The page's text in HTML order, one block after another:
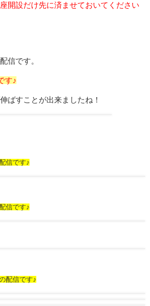
開設だけ先に済ませておいてください
信です。
す♪
ばすことが出来ましたね！
信です♪
信です♪
配信です♪